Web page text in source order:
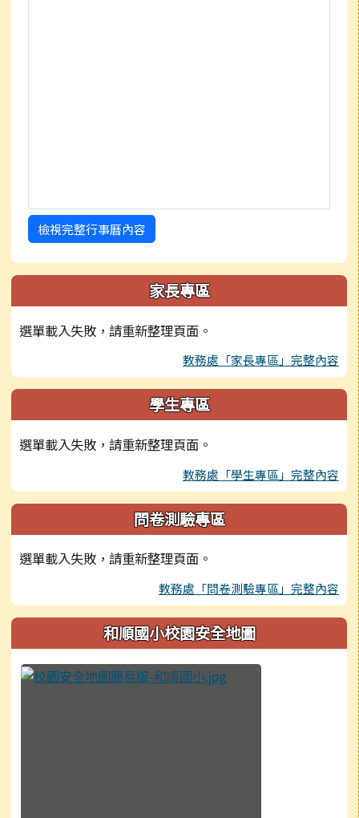
檢視完整行事曆內容
家長專區
選單載入失敗，請重新整理頁面。
教務處「家長專區」完整內容
學生專區
選單載入失敗，請重新整理頁面。
教務處「學生專區」完整內容
問卷測驗專區
選單載入失敗，請重新整理頁面。
教務處「問卷測驗專區」完整內容
和順國小校園安全地圖